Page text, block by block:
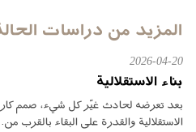
المزيد من دراسات
2026-04-20
بناء الاستقلالية
بعد تعرضه لحادث غيّر كل شيء، صمم
الاستقلالية والقدرة على البقاء بالقرب